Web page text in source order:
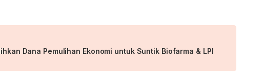
Dana Pemulihan Ekonomi untuk Suntik Biofarma & LPI